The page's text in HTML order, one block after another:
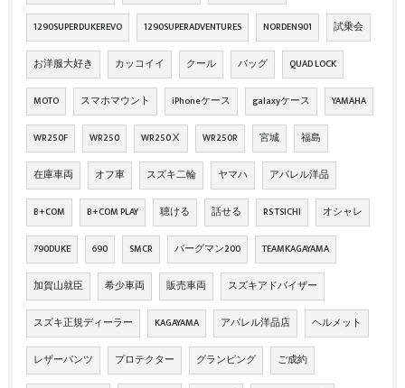
1290SUPERDUKEREVO 1290SUPERADVENTURES NORDEN901 試乗会
お洋服大好き カッコイイ クール バッグ QUAD LOCK
MOTO スマホマウント iPhoneケース galaxyケース YAMAHA
WR250F WR250 WR250Ⅹ WR250R 宮城 福島
在庫車両 オフ車 スズキ二輪 ヤマハ アパレル洋品
B+COM B+COM PLAY 聴ける 話せる RS TSICHI オシャレ
790DUKE 690 SMCR バーグマン200 TEAMKAGAYAMA
加賀山就臣 希少車両 販売車両 スズキアドバイザー
スズキ正規ディーラー KAGAYAMA アパレル洋品店 ヘルメット
レザーパンツ プロテクター グランピング ご成約